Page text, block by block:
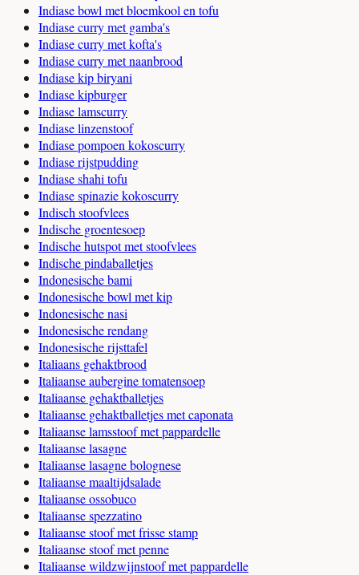
Indiase bowl met bloemkool en tofu
Indiase curry met gamba's
Indiase curry met kofta's
Indiase curry met naanbrood
Indiase kip biryani
Indiase kipburger
Indiase lamscurry
Indiase linzenstoof
Indiase pompoen kokoscurry
Indiase rijstpudding
Indiase shahi tofu
Indiase spinazie kokoscurry
Indisch stoofvlees
Indische groentesoep
Indische hutspot met stoofvlees
Indische pindaballetjes
Indonesische bami
Indonesische bowl met kip
Indonesische nasi
Indonesische rendang
Indonesische rijsttafel
Italiaans gehaktbrood
Italiaanse aubergine tomatensoep
Italiaanse gehaktballetjes
Italiaanse gehaktballetjes met caponata
Italiaanse lamsstoof met pappardelle
Italiaanse lasagne
Italiaanse lasagne bolognese
Italiaanse maaltijdsalade
Italiaanse ossobuco
Italiaanse spezzatino
Italiaanse stoof met frisse stamp
Italiaanse stoof met penne
Italiaanse wildzwijnstoof met pappardelle